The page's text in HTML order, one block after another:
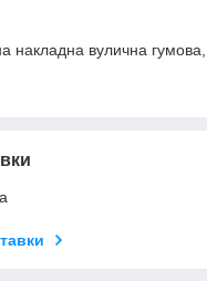
накладна вулична